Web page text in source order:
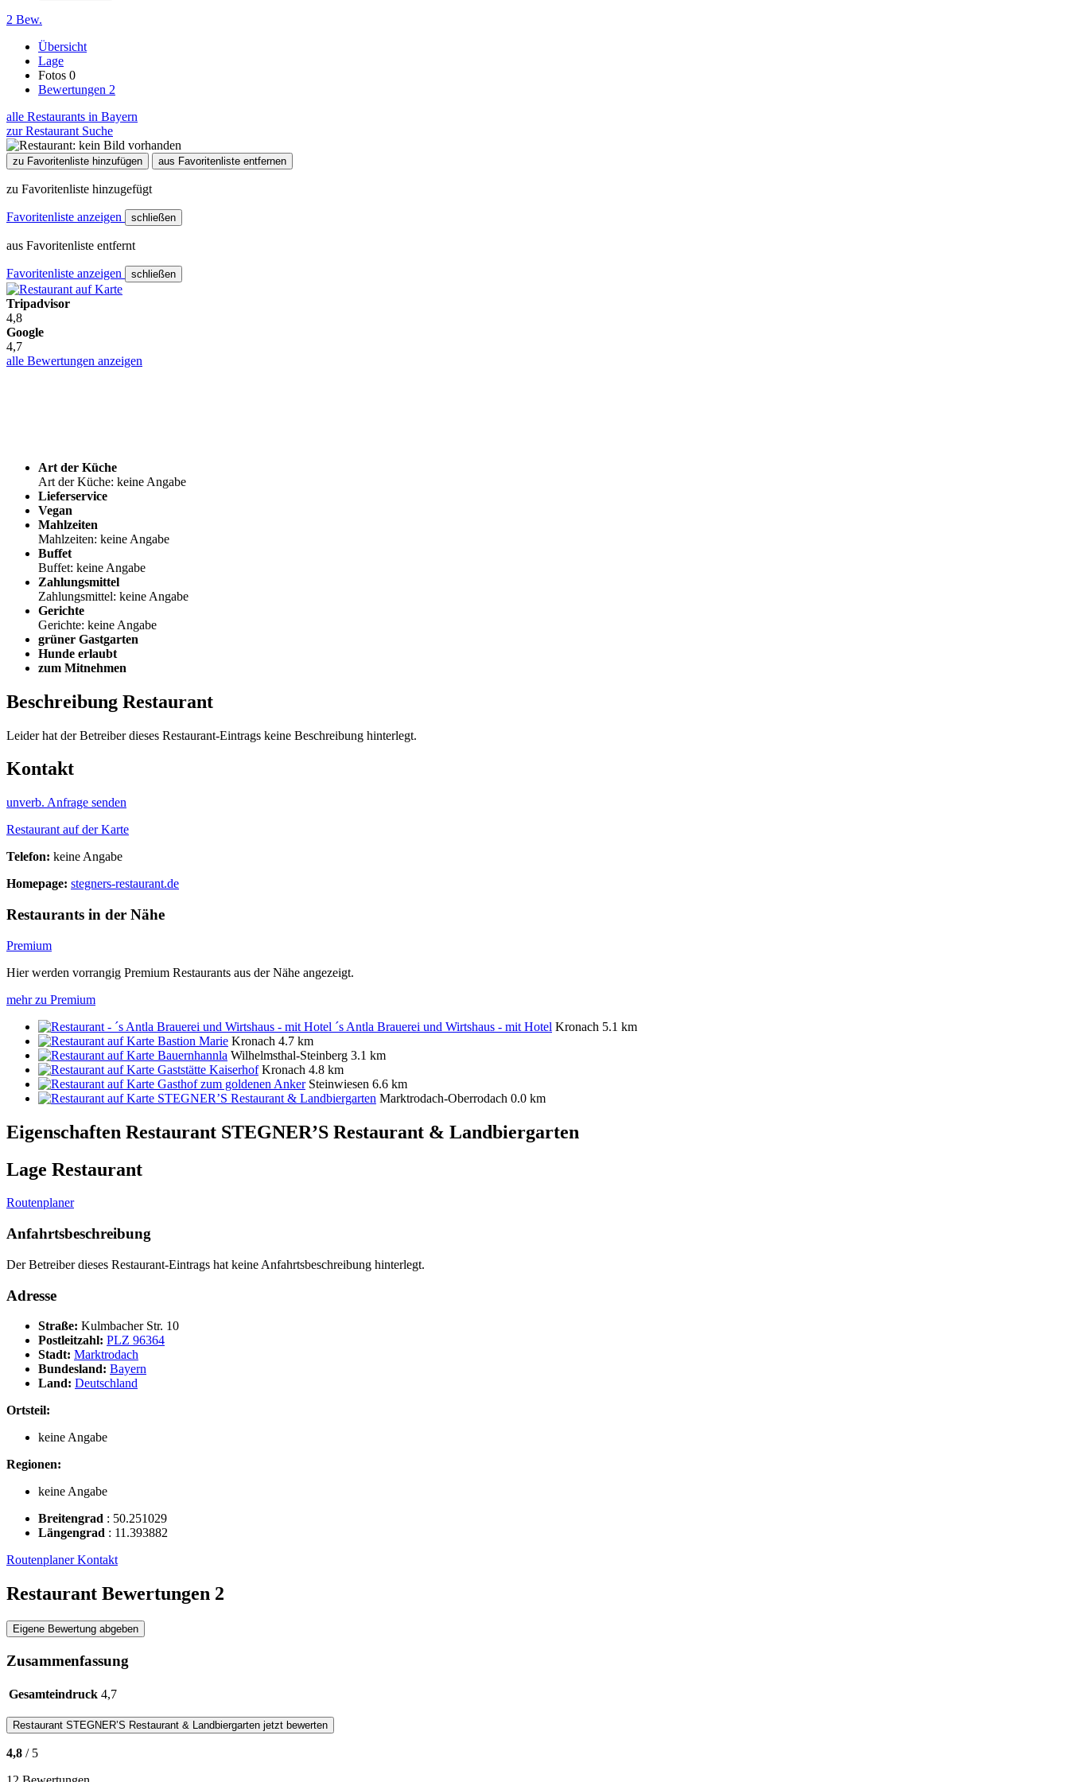
2 Bew.
Übersicht
Lage
Fotos 0
Bewertungen 2
alle Restaurants in Bayern
zur Restaurant Suche
zu Favoritenliste hinzufügen aus Favoritenliste entfernen
zu Favoritenliste hinzugefügt
Favoritenliste anzeigen schließen
aus Favoritenliste entfernt
Favoritenliste anzeigen schließen
Tripadvisor
4,8
Google
4,7
alle Bewertungen anzeigen
Art der Küche
Art der Küche: keine Angabe
Lieferservice
Vegan
Mahlzeiten
Mahlzeiten: keine Angabe
Buffet
Buffet: keine Angabe
Zahlungsmittel
Zahlungsmittel: keine Angabe
Gerichte
Gerichte: keine Angabe
grüner Gastgarten
Hunde erlaubt
zum Mitnehmen
Beschreibung Restaurant
Leider hat der Betreiber dieses Restaurant-Eintrags keine Beschreibung hinterlegt.
Kontakt
unverb. Anfrage senden
Restaurant auf der Karte
Telefon: keine Angabe
Homepage: stegners-restaurant.de
Restaurants in der Nähe
Premium
Hier werden vorrangig Premium Restaurants aus der Nähe angezeigt.
mehr zu Premium
´s Antla Brauerei und Wirtshaus - mit Hotel Kronach 5.1 km
Bastion Marie Kronach 4.7 km
Bauernhannla Wilhelmsthal-Steinberg 3.1 km
Gaststätte Kaiserhof Kronach 4.8 km
Gasthof zum goldenen Anker Steinwiesen 6.6 km
STEGNER’S Restaurant & Landbiergarten Marktrodach-Oberrodach 0.0 km
Eigenschaften Restaurant STEGNER’S Restaurant & Landbiergarten
Lage Restaurant
Routenplaner
Anfahrtsbeschreibung
Der Betreiber dieses Restaurant-Eintrags hat keine Anfahrtsbeschreibung hinterlegt.
Adresse
Straße: Kulmbacher Str. 10
Postleitzahl: PLZ 96364
Stadt: Marktrodach
Bundesland: Bayern
Land: Deutschland
Ortsteil:
keine Angabe
Regionen:
keine Angabe
Breitengrad : 50.251029
Längengrad : 11.393882
RoutenplanerKontakt
Restaurant Bewertungen 2
Eigene Bewertung abgeben
Zusammenfassung
Gesamteindruck 4,7
Restaurant STEGNER’S Restaurant & Landbiergarten jetzt bewerten
4,8 / 5